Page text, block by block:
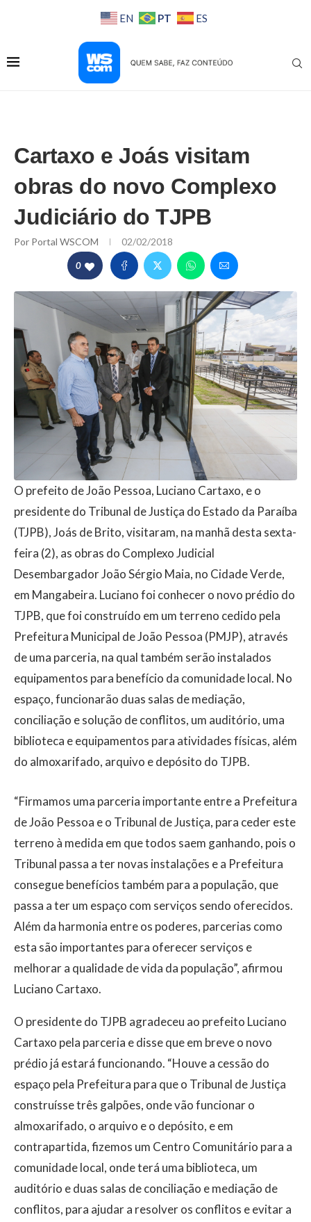
EN PT ES
Cartaxo e Joás visitam
obras do novo Complexo
Judiciário do TJPB
Por Portal WSCOM 02/02/2018
0
O prefeito de João Pessoa, Luciano Cartaxo, e o
presidente do Tribunal de Justiça do Estado da Paraíba
(TJPB), Joás de Brito, visitaram, na manhã desta sexta-
feira (2), as obras do Complexo Judicial
Desembargador João Sérgio Maia, no Cidade Verde,
em Mangabeira. Luciano foi conhecer o novo prédio do
TJPB, que foi construído em um terreno cedido pela
Prefeitura Municipal de João Pessoa (PMJP), através
de uma parceria, na qual também serão instalados
equipamentos para benefício da comunidade local. No
espaço, funcionarão duas salas de mediação,
conciliação e solução de conflitos, um auditório, uma
biblioteca e equipamentos para atividades físicas, além
do almoxarifado, arquivo e depósito do TJPB.
“Firmamos uma parceria importante entre a Prefeitura
de João Pessoa e o Tribunal de Justiça, para ceder este
terreno à medida em que todos saem ganhando, pois o
Tribunal passa a ter novas instalações e a Prefeitura
consegue benefícios também para a população, que
passa a ter um espaço com serviços sendo oferecidos.
Além da harmonia entre os poderes, parcerias como
esta são importantes para oferecer serviços e
melhorar a qualidade de vida da população”, afirmou
Luciano Cartaxo.
O presidente do TJPB agradeceu ao prefeito Luciano
Cartaxo pela parceria e disse que em breve o novo
prédio já estará funcionando. “Houve a cessão do
espaço pela Prefeitura para que o Tribunal de Justiça
construísse três galpões, onde vão funcionar o
almoxarifado, o arquivo e o depósito, e em
contrapartida, fizemos um Centro Comunitário para a
comunidade local, onde terá uma biblioteca, um
auditório e duas salas de conciliação e mediação de
conflitos, para ajudar a resolver os conflitos e evitar a